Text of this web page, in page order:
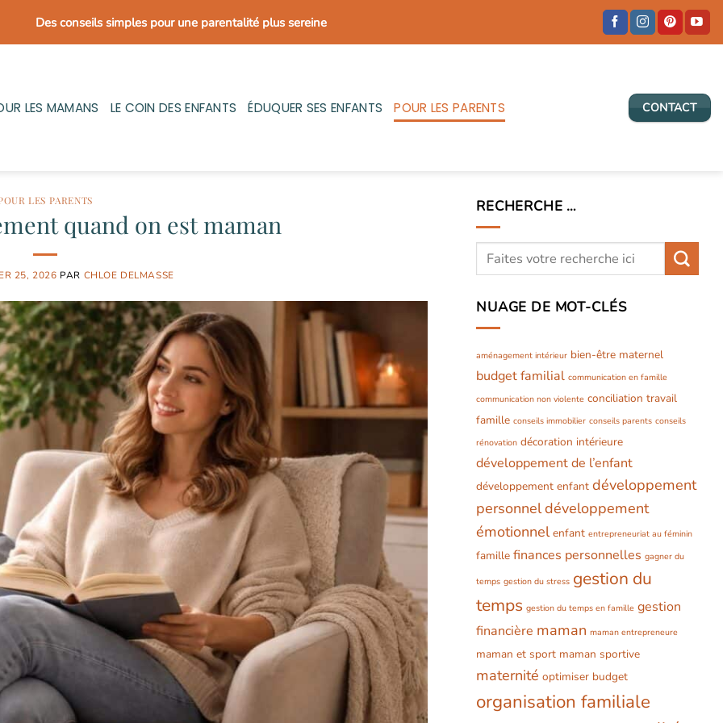
Des conseils simples pour une parentalité plus sereine
LES MAMANS LE COIN DES ENFANTS ÉDUQUER SES ENFANTS POUR LES PARENTS CONTACT
LES PARENTS
quand on est maman
25, 2026 PAR CHLOE DELMASSE
RECHERCHE …
NUAGE DE MOT-CLÉS
aménagement intérieur bien-être maternel
budget familial communication en famille
communication non violente conciliation travail
famille conseils immobilier conseils parents conseils
rénovation décoration intérieure
développement de l’enfant
développement enfant développement
personneldéveloppement
émotionnel enfant entrepreneuriat au féminin
famille finances personnelles gagner du
temps gestion du stress gestion du
temps gestion du temps en famille gestion
financière maman maman entrepreneure
maman et sport maman sportive
maternité optimiser budget
organisation familiale